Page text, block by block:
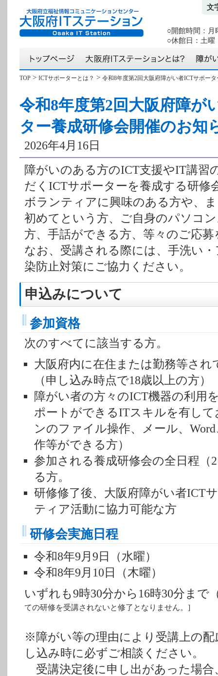
文
○開館時間：月曜
○休館日：土曜・
TOP > ICTサポーターとは？ > 令和8年度第2回大阪府障がい者ICTサポー
令和8年度第2回大阪府障が
ター養成研修会開催のお知
2026年4月16日
障がいのある方のICT支援やIT講習
だくICTサポーターを養成する研修
ボランティアに興味のある方や、
初めてという方、ご自身のパソコ
方、手話ができる方、等々のご応
なお、受講される際には、手洗い
染防止対策にご協力ください。
申込みについて
参加資格
次のすべてに該当する方。
大阪府内に在住または勤務等され
（申し込み時点で18歳以上の方）
障がい者の方々のICT機器の利用
ポートができるITスキルを有し
ンのファイル操作、メール、
作等ができる方）
参加される養成研修会の全日程（
る方。
研修修了後、大阪府障がい者ICT
ティア活動に協力可能な方
研修会実施日程
令和8年9月9日（水曜）
令和8年9月10日（木曜）
いずれも9時30分から16時30分まで
ての研修を受講されないと修了となりません。]
※障がい等の理由により受講上の
し込み時に必ずご相談ください。
受講決定後に申し出があった場合